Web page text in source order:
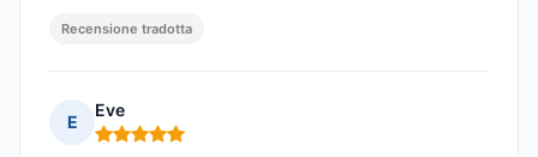
Recensione tradotta
E
Eve
Nota: 5 su 5